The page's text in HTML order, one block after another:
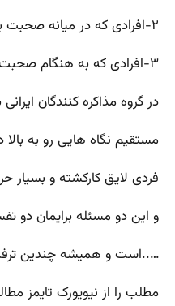
۲-افرادی که در میانه صحبت با دیگران به بالا نگاه می‌کنند و به دنبال ایده هستند.
۳-افرادی که به هنگام صحبت به پائین سمت چپ نگاه می‌کنند، که انسان‌های احساسی هستند و معمولا اعتماد بنفس کمی دارند
در گروه مذاکره کنندگان
مستقیم نگاه هایی رو به
فردی لایق کارکشته و بسیار
و این دو مسئله برایمان دو
…..است و همیشه چندین ترفند
مطلب را از نیویورک تایمز